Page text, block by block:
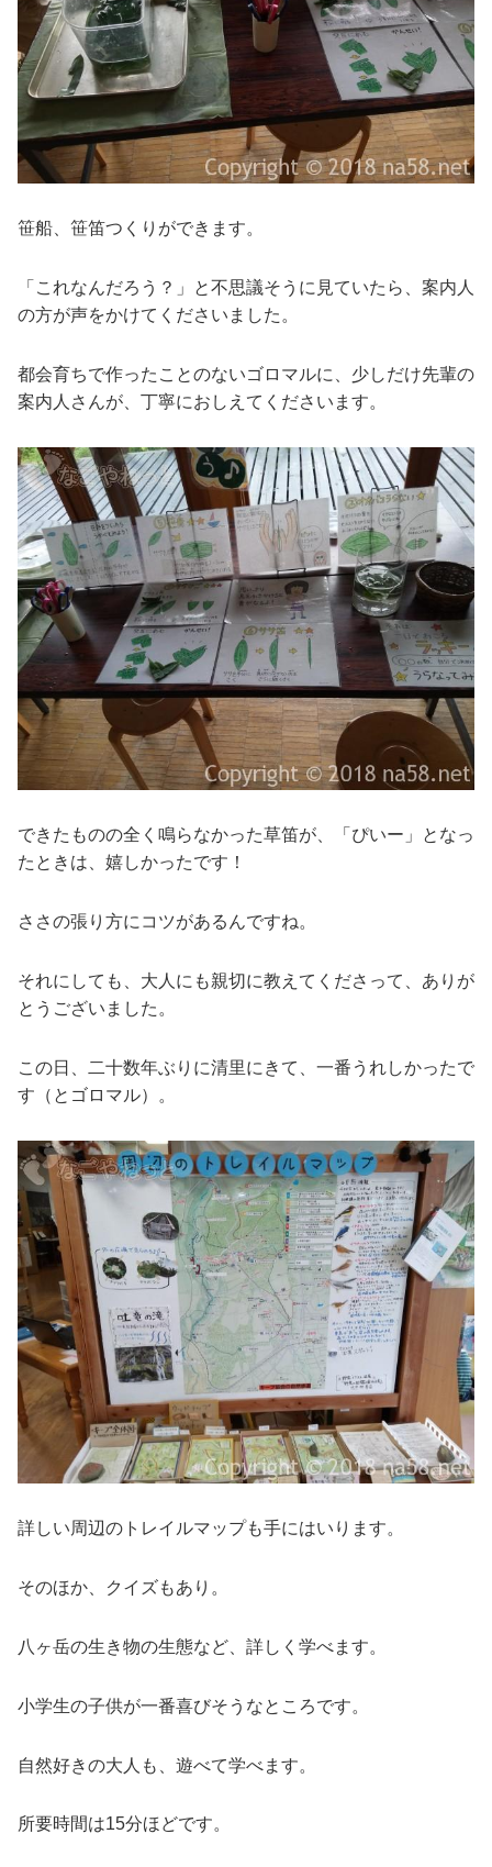
笹船、笹笛つくりができます。
「これなんだろう？」と不思議そうに見ていたら、案内人
の方が声をかけてくださいました。
都会育ちで作ったことのないゴロマルに、少しだけ先輩の
案内人さんが、丁寧におしえてくださいます。
できたものの全く鳴らなかった草笛が、「ぴいー」となっ
たときは、嬉しかったです！
ささの張り方にコツがあるんですね。
それにしても、大人にも親切に教えてくださって、ありが
とうございました。
この日、二十数年ぶりに清里にきて、一番うれしかったで
す（とゴロマル）。
詳しい周辺のトレイルマップも手にはいります。
そのほか、クイズもあり。
八ヶ岳の生き物の生態など、詳しく学べます。
小学生の子供が一番喜びそうなところです。
自然好きの大人も、遊べて学べます。
所要時間は15分ほどです。